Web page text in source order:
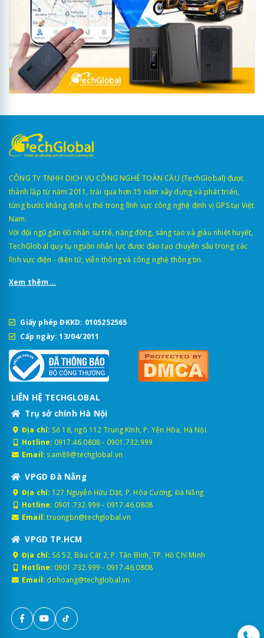
CÔNG TY TNHH DỊCH VỤ CÔNG NGHỆ TOÀN CẦU (TechGlobal) được
thành lập từ năm 2011, trải qua hơn 15 năm xây dựng và phát triển,
từng bước khẳng định vị thế trong lĩnh vực công nghệ định vị GPS tại Việt
Nam.
Với đội ngũ gần 60 nhân sự trẻ, năng động, sáng tạo và giàu nhiệt huyết,
TechGlobal quy tụ nguồn nhân lực được đào tạo chuyên sâu trong các
lĩnh vực điện - điện tử, viễn thông và công nghệ thông tin.
Xem thêm...
Giấy phép ĐKKD: 0105252565
Cấp ngày: 13/04/2011
LIÊN HỆ TECHGLOBAL
Trụ sở chính Hà Nội
Địa chỉ: Số 18, ngõ 112 Trung Kính, P. Yên Hòa, Hà Nội.
Hotline: 0917.46.0808- 0901.732.999
Email: sam89@techglobal.vn
VPGD Đà Nẵng
Địa chỉ: 127 Nguyễn Hữu Dật, P. Hòa Cường, Đà Nẵng
Hotline: 0901.732.999 - 0917.46.0808
Email: truongbn@techglobal.vn
VPGD TP.HCM
Địa chỉ: Số 52, Bàu Cát 2, P. Tân Bình, TP. Hồ Chí Minh
Hotline: 0901.732.999 - 0917.46.0808
Email: dohoang@techglobal.vn